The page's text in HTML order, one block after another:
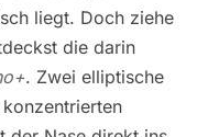
liegt. Doch ziehe
die darin
. Zwei elliptische